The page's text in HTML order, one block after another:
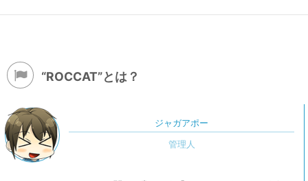
“ROCCAT”とは？
ジャガアポー